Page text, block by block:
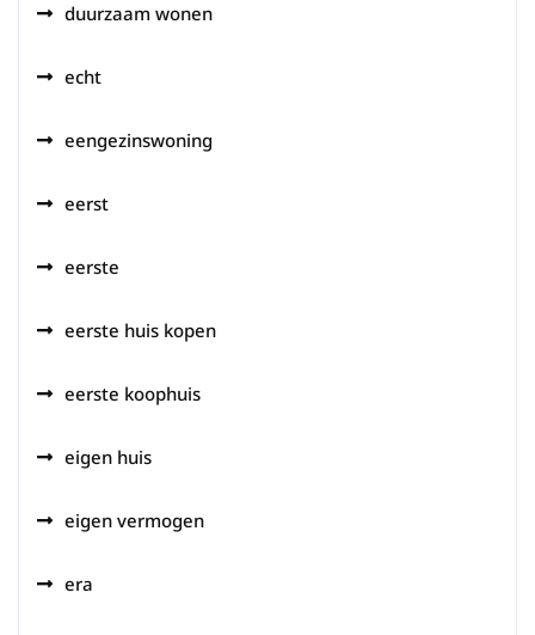
duurzaam wonen
echt
eengezinswoning
eerst
eerste
eerste huis kopen
eerste koophuis
eigen huis
eigen vermogen
era